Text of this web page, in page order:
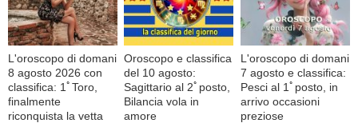
L'oroscopo di domani
8 agosto 2026 con
classifica: 1ﾟToro,
finalmente
riconquista la vetta
Oroscopo e classifica
del 10 agosto:
Sagittario al 2ﾟposto,
Bilancia vola in
amore
L'oroscopo di domani
7 agosto e classifica:
Pesci al 1ﾟposto, in
arrivo occasioni
preziose